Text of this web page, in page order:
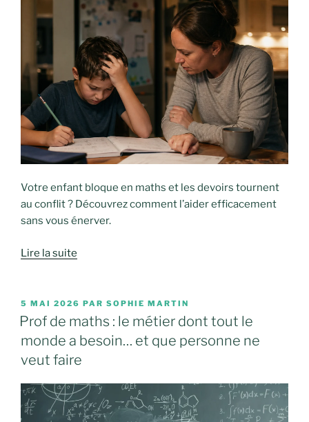
Votre enfant bloque en maths et les devoirs tournent
au conflit ? Découvrez comment l’aider efficacement
sans vous énerver.
Lire la suite
PUBLIÉ
LE
5 MAI 2026 PAR SOPHIE MARTIN
Prof de maths : le métier dont tout le
monde a besoin… et que personne ne
veut faire